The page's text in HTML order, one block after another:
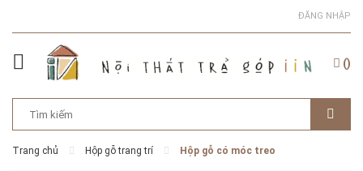
ĐĂNG NHẬP
()
Trang chủ Hộp gỗ trang trí Hộp gỗ có móc treo